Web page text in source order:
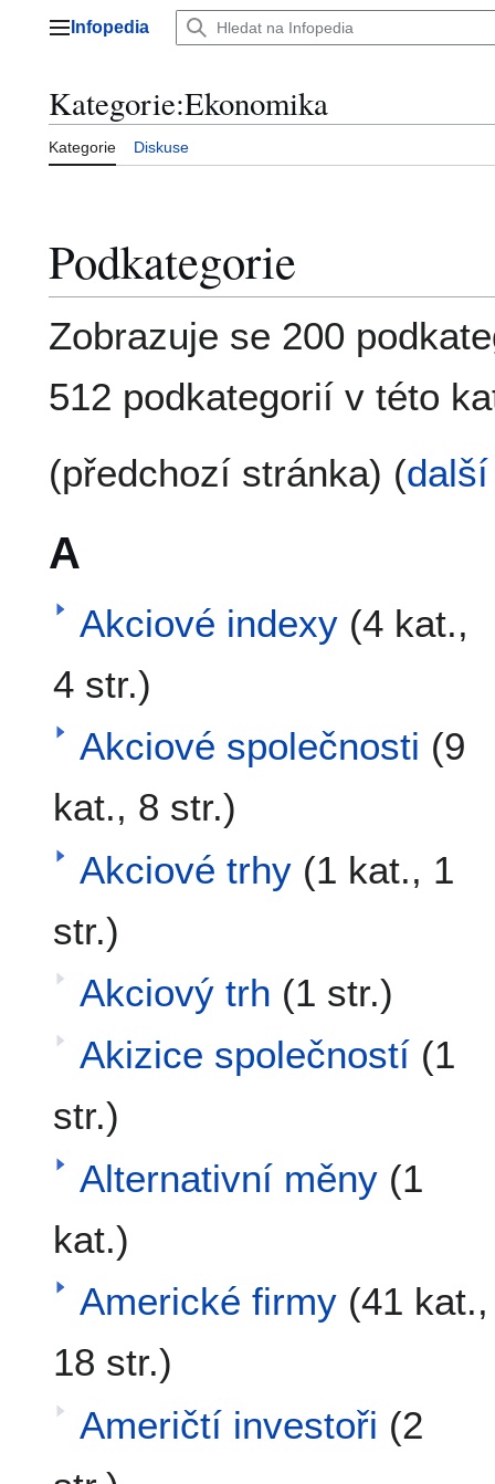
Hlavní menu
Infopedia
Kategorie:Ekonomika
Kategorie Diskuse
Podkategorie
Zobrazuje se 200
512 podkategorií v této
(předchozí stránka) (
A
Akciové indexy (4 kat.,
4 str.)
Akciové společnosti (9
kat., 8 str.)
Akciové trhy (1 kat., 1
str.)
Akciový trh (1 str.)
Akizice společností (1
str.)
Alternativní měny (1
kat.)
Americké firmy (41 kat.,
18 str.)
Američtí investoři (2